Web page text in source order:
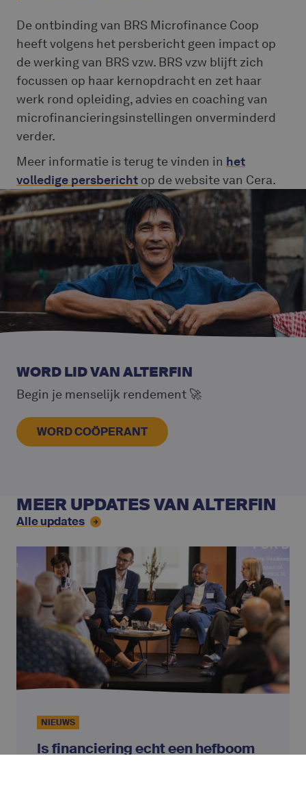
De ontbinding van BRS Microfinance Coop
heeft volgens het persbericht geen impact op
de werking van BRS vzw. BRS vzw blijft zich
focussen op haar kernopdracht en zet haar
werk rond opleiding, advies en coaching van
microfinancieringsinstellingen onverminderd
verder.
Meer informatie is terug te vinden in het
volledige persbericht op de website van Cera.
WORD LID VAN ALTERFIN
Begin je menselijk rendement 🚀
WORD COÖPERANT
MEER UPDATES VAN ALTERFIN
Alle updates
NIEUWS
Is financiering echt een hefboom